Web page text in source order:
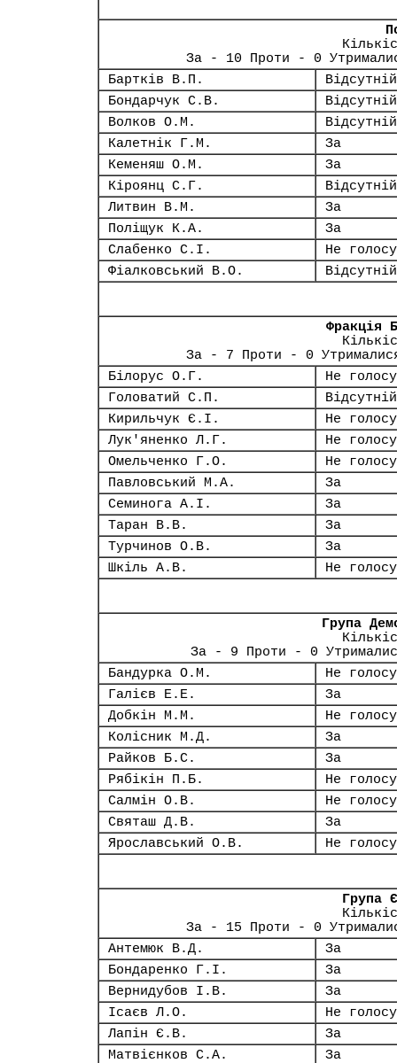
За - 10 Проти - 0
Бартків В.П.
Відсутній
Бондарчук С.В.
Відсутній
Волков О.М.
Відсутній
Калетнік Г.М.
За
Кеменяш О.М.
За
Кіроянц С.Г.
Відсутній
Литвин В.М.
За
Поліщук К.А.
За
Слабенко С.І.
Не
Фіалковський В.О.
Відсутній
Фракція
За - 7 Проти - 0
Білорус О.Г.
Не
Головатий С.П.
Відсутній
Кирильчук Є.І.
Не
Лук'яненко Л.Г.
Не
Омельченко Г.О.
Не
Павловський М.А.
За
Семинога А.І.
За
Таран В.В.
За
Турчинов О.В.
За
Шкіль А.В.
Не
Група
За - 9 Проти - 0
Бандурка О.М.
Не
Галієв Е.Е.
За
Добкін М.М.
Не
Колісник М.Д.
За
Райков Б.С.
За
Рябікін П.Б.
Не
Салмін О.В.
Не
Святаш Д.В.
За
Ярославський О.В.
Не
Група
За - 15 Проти - 0
Антемюк В.Д.
За
Бондаренко Г.І.
За
Вернидубов І.В.
За
Ісаєв Л.О.
Не
Лапін Є.В.
За
Матвієнков С.А.
За